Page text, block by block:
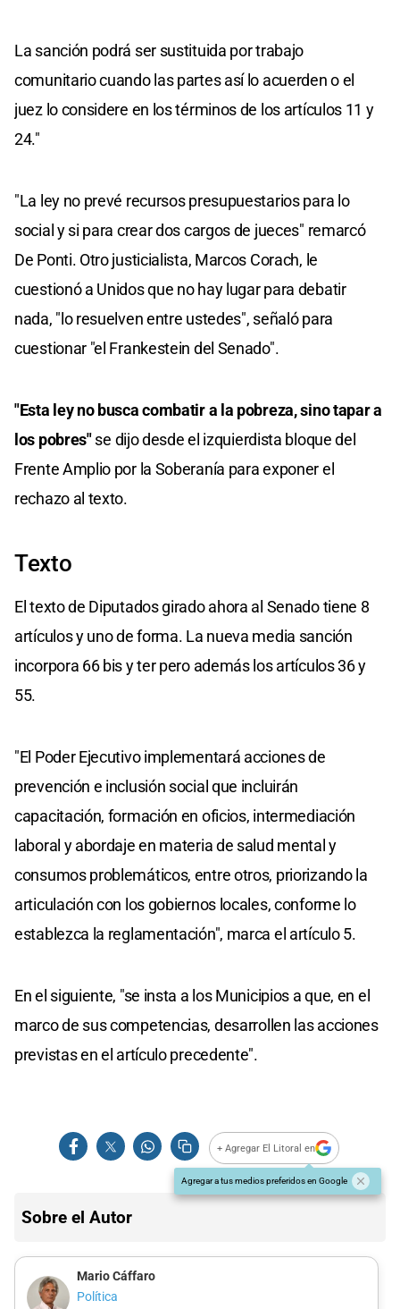
La sanción podrá ser sustituida por trabajo
comunitario cuando las partes así lo acuerden o el
juez lo considere en los términos de los artículos 11 y
24."
"La ley no prevé recursos presupuestarios para lo
social y si para crear dos cargos de jueces" remarcó
De Ponti. Otro justicialista, Marcos Corach, le
cuestionó a Unidos que no hay lugar para debatir
nada, "lo resuelven entre ustedes", señaló para
cuestionar "el Frankestein del Senado".
"Esta ley no busca combatir a la pobreza, sino tapar a
los pobres"se dijo desde el izquierdista bloque del
Frente Amplio por la Soberanía para exponer el
rechazo al texto.
Texto
El texto de Diputados girado ahora al Senado tiene 8
artículos y uno de forma. La nueva media sanción
incorpora 66 bis y ter pero además los artículos 36 y
55.
"El Poder Ejecutivo implementará acciones de
prevención e inclusión social que incluirán
capacitación, formación en oficios, intermediación
laboral y abordaje en materia de salud mental y
consumos problemáticos, entre otros, priorizando la
articulación con los gobiernos locales, conforme lo
establezca la reglamentación", marca el artículo 5.
En el siguiente, "se insta a los Municipios a que, en el
marco de sus competencias, desarrollen las acciones
previstas en el artículo precedente".
+ Agregar El Litoral en
Agregar a tus medios preferidos en Google
Sobre el Autor
Mario Cáffaro
Política